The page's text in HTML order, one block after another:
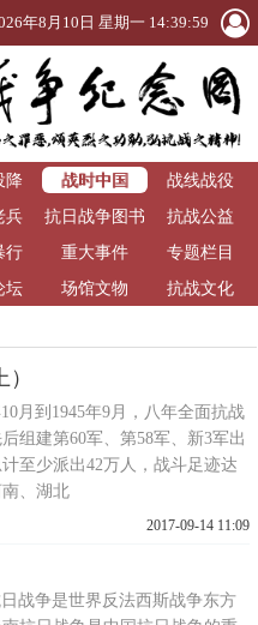
年8月10日 星期一 14:39:59
降 战时中国
战线战役
兵
抗日战争图书
馆
抗战公益
行 重大事件
专题栏目
坛 场馆文物 抗战文化
10月到1945年9月，八年全面抗战
组建第60军、第58军、新3军出
至少派出42万人，战斗足迹达
、湖北
2017-09-14 11:09
战争是世界反法西斯战争东方